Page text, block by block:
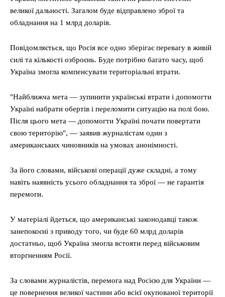
великої дальності. Загалом буде відправлено зброї та
обладнання на 1 млрд доларів.
Повідомляється, що Росія все одно зберігає перевагу в живій
силі та кількості озброєнь. Буде потрібно багато часу, щоб
Україна змогла компенсувати територіальні втрати.
"Найближча мета — зупинити українські втрати і допомогти
Україні набрати обертів і переломити ситуацію на полі бою.
Після цього мета — допомогти Україні почати повертати
свою територію", — заявив журналістам один з
американських чиновників на умовах анонімності.
За його словами, військові операції дуже складні, а тому
навіть наявність усього обладнання та зброї — не гарантія
перемоги.
У матеріалі йдеться, що американські законодавці також
занепокоєні з приводу того, чи буде 60 млрд доларів
достатньо, щоб Україна змогла встояти перед військовим
вторгненням Росії.
За словами журналістів, перемога над Росією для України —
це повернення великої частини або всієї окупованої території